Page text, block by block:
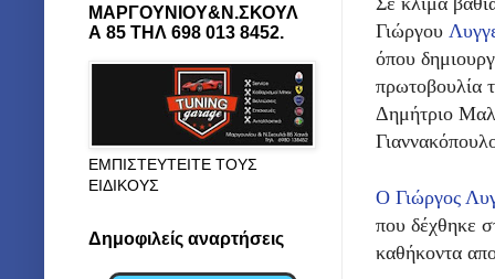
Γιώργου
όπου
πρωτοβουλία
Δημήτριο
U
m
e
0:00
F
u
Ο Γιώργος
που δέχθηκε
καθήκοντα
ΜΑΡΓΟΥΝΙΟΥ&Ν.ΣΚΟΥΛ
Α 85 ΤΗΛ 698 013 8452.
ΕΜΠΙΣΤΕΥΤΕΙΤΕ ΤΟΥΣ
ΕΙΔΙΚΟΥΣ
Δημοφιλείς αναρτήσεις